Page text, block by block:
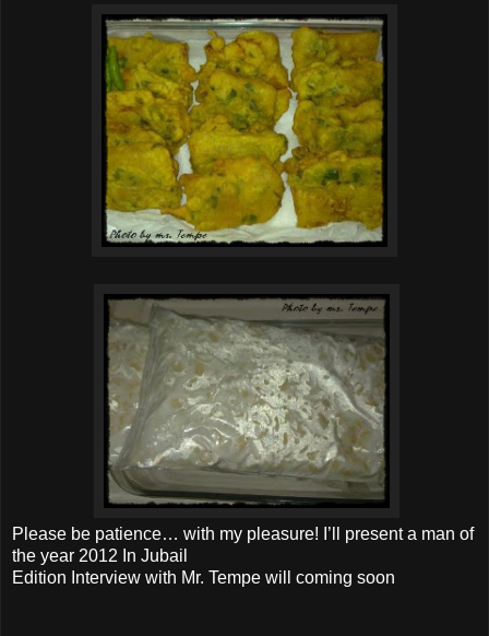
Please be patience… with my pleasure! I’ll present a man of
the year 2012 In Jubail
Edition Interview with Mr. Tempe will coming soon